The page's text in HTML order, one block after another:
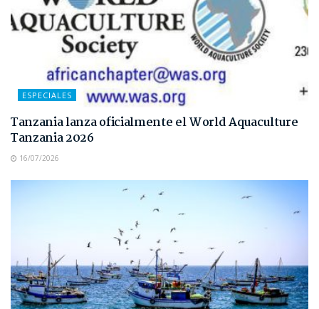
ESPECIALES
Tanzania lanza oficialmente el World Aquaculture
Tanzania 2026
16/07/2026